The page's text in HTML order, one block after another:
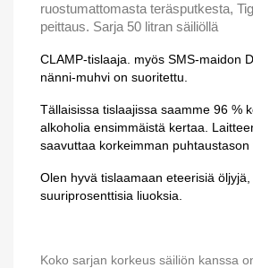
ruostumattomasta teräsputkesta,
peittaus. Sarja 50 litran säiliöllä
CLAMP-tislaaja. myös SMS-maidon
nänni-muhvi on suoritettu.
Tällaisissa tislaajissa saamme 96 %
alkoholia ensimmäistä kertaa.
saavuttaa korkeimman puhtaustason
Olen hyvä tislaamaan eteerisiä öljyjä,
suuriprosenttisia liuoksia.
Koko sarjan korkeus säiliön kanssa